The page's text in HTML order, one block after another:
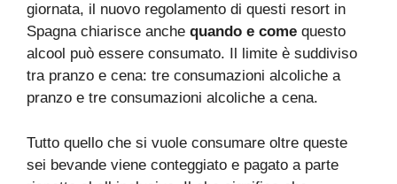
giornata, il nuovo regolamento di questi resort in
Spagna chiarisce anche quando e come questo
alcool può essere consumato. Il limite è suddiviso
tra pranzo e cena: tre consumazioni alcoliche a
pranzo e tre consumazioni alcoliche a cena.
Tutto quello che si vuole consumare oltre queste
sei bevande viene conteggiato e pagato a parte